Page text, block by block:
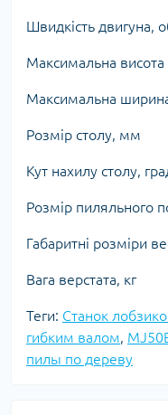
Швидкість
Максимальна
Максимальна
Розмір
Кут нахилу
Розмір
Габаритні
Вага
Теги: Станок
гибким валом,
пилы по дереву